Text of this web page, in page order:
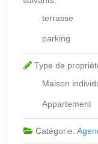
terrasse
parking
Type de
Maison
Appartement
Catégorie: